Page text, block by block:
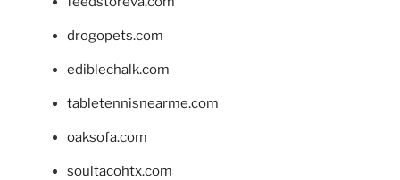
drogopets.com
ediblechalk.com
tabletennisnearme.com
oaksofa.com
soultacohtx.com